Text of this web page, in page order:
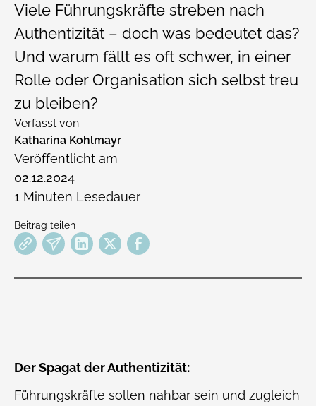
Viele Führungskräfte streben nach
Authentizität – doch was bedeutet das?
Und warum fällt es oft schwer, in einer
Rolle oder Organisation sich selbst treu
zu bleiben?
Verfasst von
Katharina Kohlmayr
Veröffentlicht am
02.12.2024
1 Minuten Lesedauer
Beitrag teilen
Der Spagat der Authentizität:
Führungskräfte sollen nahbar sein und zugleich